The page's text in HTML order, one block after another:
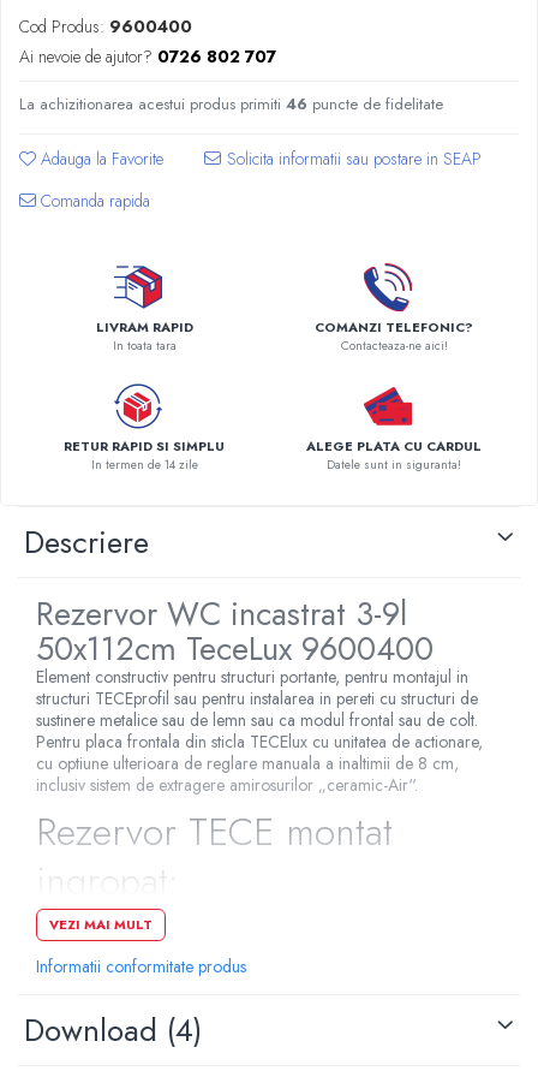
Radiatoare Otel Korado
Radiatoare de Baie Purmo Banga
Automatizare Termostate
Termostate centrala ambient
Detectoare de gaz si electrovalve
Stabilizatoare de tensiune
Panouri solare apa calda
Accesorii panouri solare apa calda
Kituri panouri solare apa calda
Panouri solare nepresurizate
Automatizari panouri solare
Grupuri de pompare panouri solare
Centrale peleti lemn
Cod Produs: 9600400
Ai nevoie de ajutor? 0726 802 707
La achizitionarea acestui produs primiti 46 puncte de fidelitate
Adauga la Favorite
Comanda rapida
LIVRAM RAPID
In toata tara
COMANZI TELEFONIC?
Contacteaza-ne aici!
RETUR RAPID SI SIMPLU
In termen de 14 zile
ALEGE PLATA CU CARDUL
Datele sunt in siguranta!
Descriere
Rezervor WC incastrat 3-9l
50x112cm TeceLux 9600400
Element constructiv pentru structuri portante, pentru montajul in
structuri TECEprofil sau pentru instalarea in pereti cu structuri de
sustinere metalice sau de lemn sau ca modul frontal sau de colt.
Pentru placa frontala din sticla TECElux cu unitatea de actionare,
cu optiune ulterioara de reglare manuala a inaltimii de 8 cm,
inclusiv sistem de extragere amirosurilor „ceramic-Air“.
Rezervor TECE montat
ingropat:
Rezervor de siguranta confectionat din plastic rezistent la
impact, testat conform EN 14055
Robinet coltar si conexiune la rezervor preasamblata
VEZI MAI MULT
Informatii conformitate produs
Download (4)